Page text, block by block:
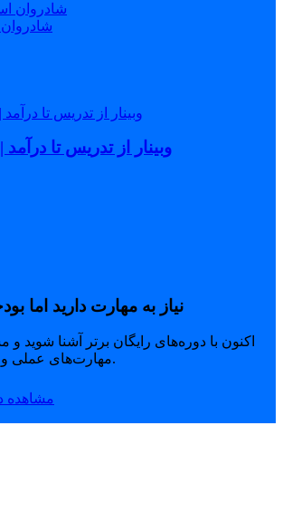
وبینار از تدریس تا
نیاز به مهارت دارید اما
اکنون با دوره‌های رایگان برتر آشنا شوید
مهارت‌های عملی و ارزشمند ادامه دهید.
مشاهده